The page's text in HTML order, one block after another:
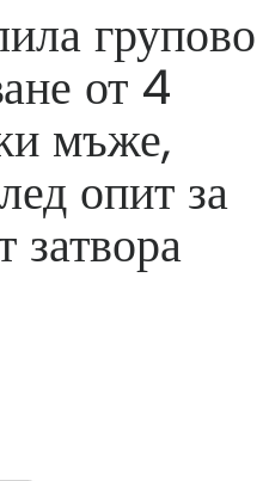
групово
от 4
мъже,
опит за
затвора